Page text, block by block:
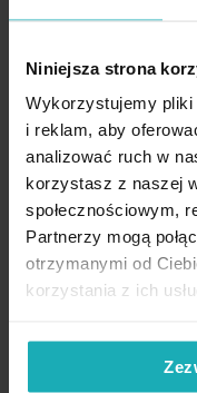
Niniejsza strona
Wykorzystujemy
i reklam, aby
analizować ruch w
korzystasz z naszej
społecznościowym,
Partnerzy mogą
otrzymanymi od
korzystania z ich
do listy życzeń
Najniższa cena z 30 dni przed
Cena regularna:31,40 zł
Dodaj do koszyka
High-contrast mode